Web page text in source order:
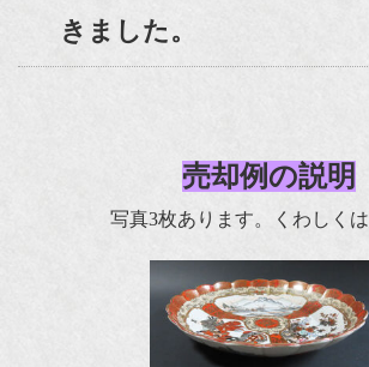
きました。
売却例の説明
写真3枚あります。くわしくは